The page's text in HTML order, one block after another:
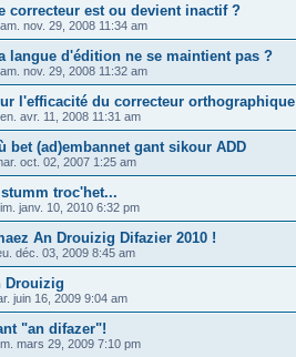
correcteur est ou devient inactif ?
nov. 29, 2008 11:34 am
langue d'édition ne se maintient pas ?
nov. 29, 2008 11:32 am
l'efficacité du correcteur orthographique
avr. 11, 2008 11:31 am
bet (ad)embannet gant sikour ADD
oct. 02, 2007 1:25 am
troc'het...
janv. 10, 2010 6:32 pm
An Drouizig Difazier 2010 !
déc. 03, 2009 8:45 am
Drouizig
juin 16, 2009 9:04 am
"an difazer"!
mars 29, 2009 7:10 pm